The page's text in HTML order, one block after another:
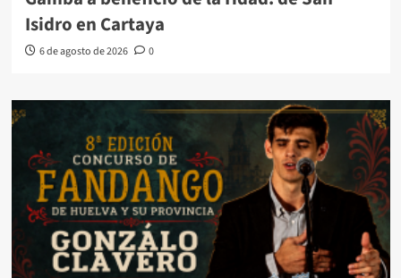
Isidro en Cartaya
6 de agosto de 2026 0